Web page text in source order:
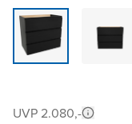
UVP 2.080,-